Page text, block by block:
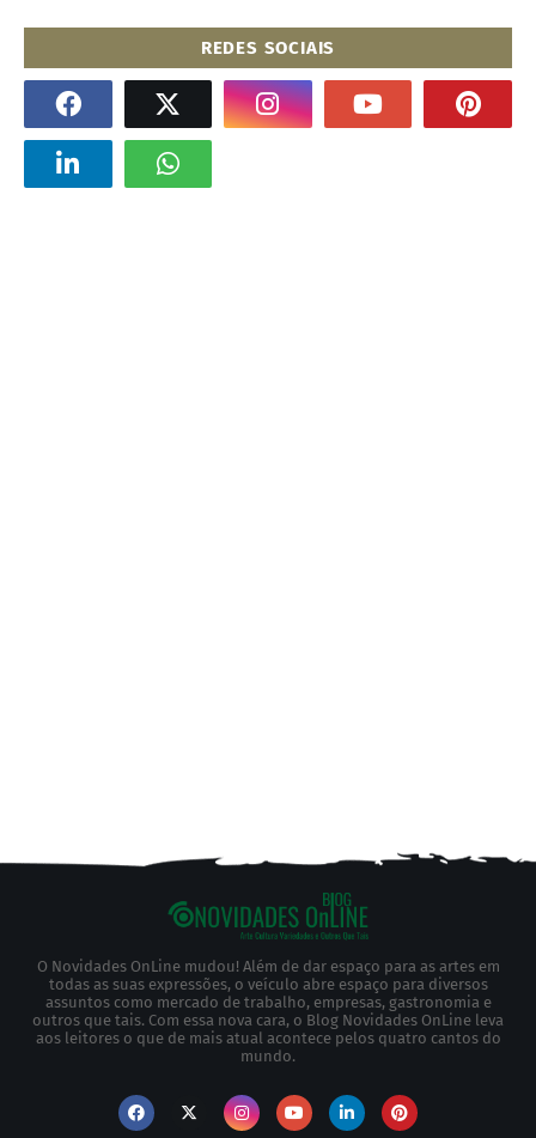
REDES SOCIAIS
O Novidades OnLine mudou! Além de dar espaço para as artes em
todas as suas expressões, o veículo abre espaço para diversos
assuntos como mercado de trabalho, empresas, gastronomia e
outros que tais. Com essa nova cara, o Blog Novidades OnLine leva
aos leitores o que de mais atual acontece pelos quatro cantos do
mundo.